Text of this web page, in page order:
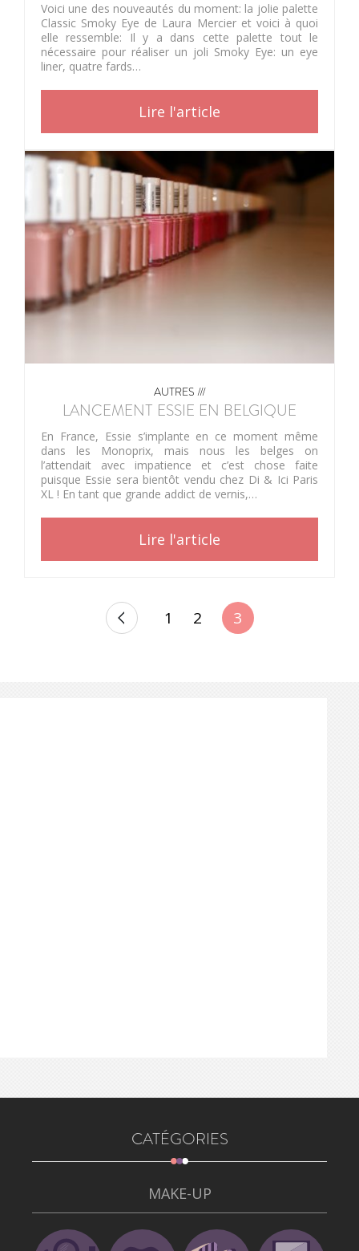
Voici une des nouveautés du moment: la jolie palette
Classic Smoky Eye de Laura Mercier et voici à quoi
elle ressemble: Il y a dans cette palette tout le
nécessaire pour réaliser un joli Smoky Eye: un eye
liner, quatre fards…
Lire l'article
AUTRES ///
LANCEMENT ESSIE EN BELGIQUE
En France, Essie s’implante en ce moment même
dans les Monoprix, mais nous les belges on
l’attendait avec impatience et c’est chose faite
puisque Essie sera bientôt vendu chez Di & Ici Paris
XL ! En tant que grande addict de vernis,…
Lire l'article
POSTS
1 2 3
CATÉGORIES
MAKE-UP